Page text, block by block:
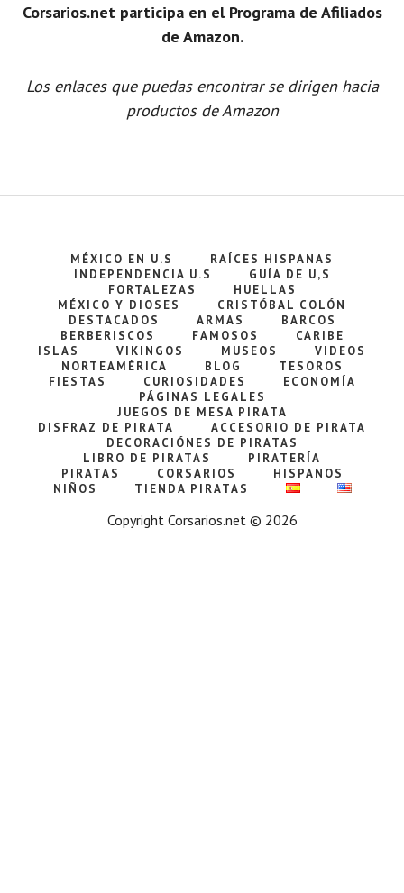
Corsarios.net participa en el Programa de Afiliados
de Amazon.
Los enlaces que puedas encontrar se dirigen hacia
productos de Amazon
MÉXICO EN U.S
RAÍCES HISPANAS
INDEPENDENCIA U.S
GUÍA DE U,S
FORTALEZAS
HUELLAS
MÉXICO Y DIOSES
CRISTÓBAL COLÓN
DESTACADOS
ARMAS
BARCOS
BERBERISCOS
FAMOSOS
CARIBE
ISLAS
VIKINGOS MUSEOS
VIDEOS
NORTEAMÉRICA
BLOG
TESOROS
FIESTAS
CURIOSIDADES
ECONOMÍA
PÁGINAS LEGALES
JUEGOS DE MESA PIRATA
DISFRAZ DE PIRATA
ACCESORIO DE PIRATA
DECORACIÓNES DE PIRATAS
LIBRO DE PIRATAS
PIRATERÍA
PIRATAS
CORSARIOS
HISPANOS
NIÑOS
TIENDA PIRATAS
Copyright Corsarios.net © 2026